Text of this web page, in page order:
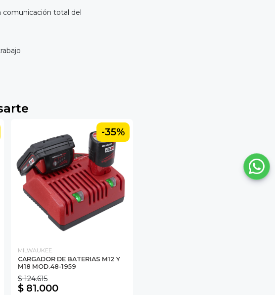
comunicación total del
-35%
MILWAUKEE
CARGADOR DE BATERIAS M12 Y
M18 MOD.48-1959
$ 124.615
$ 81.000